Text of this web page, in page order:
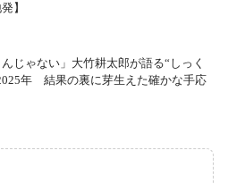
】
んじゃない」大竹耕太郎が語る“しっく
年 結果の裏に芽生えた確かな手応